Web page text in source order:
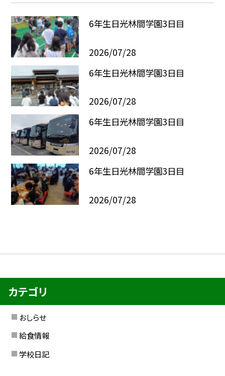
6年生日光林間学園3日目
2026/07/28
6年生日光林間学園3日目
2026/07/28
6年生日光林間学園3日目
2026/07/28
6年生日光林間学園3日目
2026/07/28
カテゴリ
おしらせ
給食情報
学校日記